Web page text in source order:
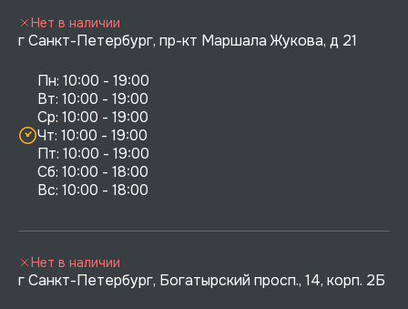
г Санкт-Петербург, пр-кт Маршала Жукова, д 21
Пн: 10:00 - 19:00
Вт: 10:00 - 19:00
Ср: 10:00 - 19:00
Чт: 10:00 - 19:00
Пт: 10:00 - 19:00
Сб: 10:00 - 18:00
Нет в наличии
г Санкт-Петербург, Богатырский просп., 14, корп. 2Б
Нет в наличии